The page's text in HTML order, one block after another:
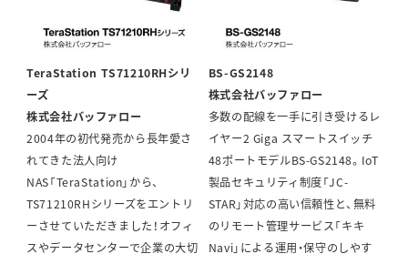
TeraStation TS71210RHシリ
ーズ
株式会社バッファロー
2004年の初代発売から長年愛さ
れてきた法人向け
NAS「TeraStation」から、
TS71210RHシリーズをエントリ
ーさせていただきました！オフィ
スやデータセンターで企業の大切
BS-GS2148
株式会社バッファロー
多数の配線を一手に引き受けるレ
イヤー2 Giga スマートスイッチ
48ポートモデルBS-GS2148。IoT
製品セキュリティ制度「JC-
STAR」対応の高い信頼性と、無料
のリモート管理サービス「キキ
Navi」による運用・保守のしやす